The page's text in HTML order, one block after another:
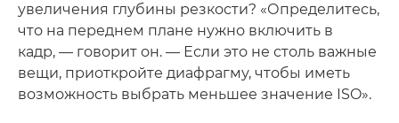
увеличения глубины резкости? «Определитесь,
что на переднем плане нужно включить в
кадр, — говорит он. — Если это не столь важные
вещи, приоткройте диафрагму, чтобы иметь
возможность выбрать меньшее значение ISO».